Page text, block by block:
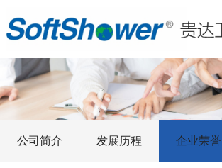
公司简介 发展历程 企业荣誉